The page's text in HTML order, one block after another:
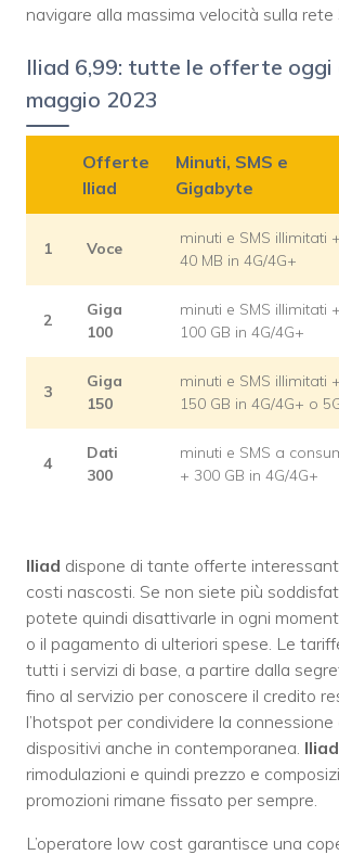
navigare alla massima velocità sulla rete
Iliad 6,99: tutte le offerte oggi
maggio 2023
Offerte
Iliad
Minuti, SMS e
Gigabyte
1 Voce
minuti e SMS illimitati +
40 MB in 4G/4G+
2
Giga
100
minuti e SMS illimitati +
100 GB in 4G/4G+
3
Giga
150
minuti e SMS illimitati +
150 GB in 4G/4G+ o
4
Dati
300
minuti e SMS a
+ 300 GB in 4G/4G+
Iliad dispone di tante offerte
costi nascosti. Se non siete più
potete quindi disattivarle in ogni
o il pagamento di ulteriori spese. Le
tutti i servizi di base, a partire dalla
fino al servizio per conoscere il credito
l’hotspot per condividere la connessione
dispositivi anche in contemporanea. Iliad
rimodulazioni e quindi prezzo e
promozioni rimane fissato per sempre.
L’operatore low cost garantisce una